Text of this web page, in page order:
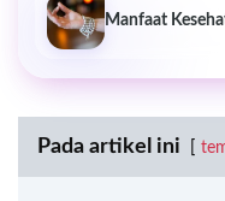
Manfaat
Pada artikel ini